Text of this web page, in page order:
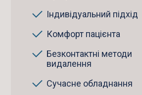
Індивідуальний підхід
Комфорт пацієнта
Безконтактні методи
видалення
Сучасне обладнання